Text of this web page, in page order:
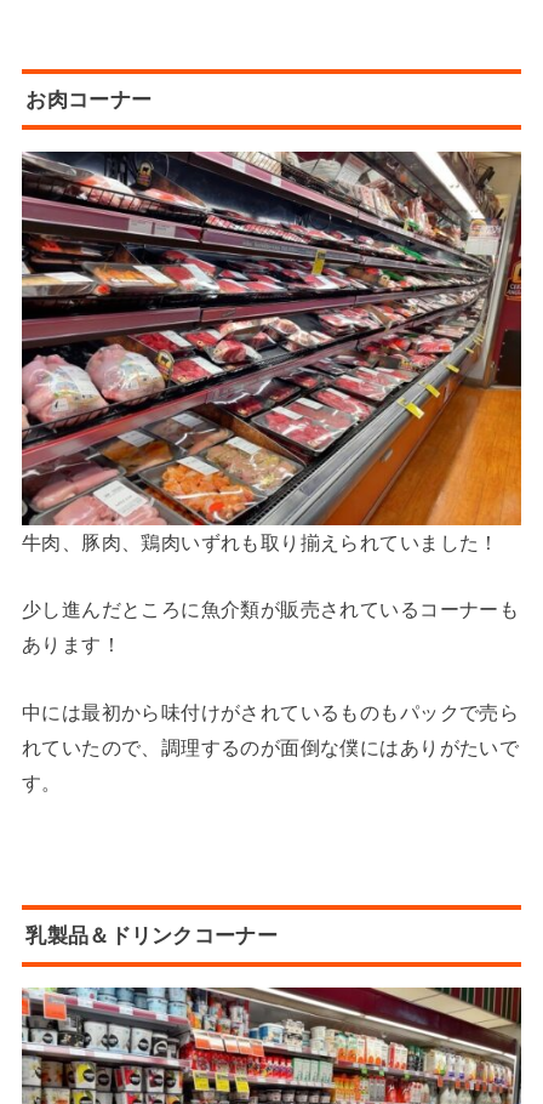
お肉コーナー
牛肉、豚肉、鶏肉いずれも取り揃えられていました！
少し進んだところに魚介類が販売されているコーナーも
あります！
中には最初から味付けがされているものもパックで売ら
れていたので、調理するのが面倒な僕にはありがたいで
す。
乳製品＆ドリンクコーナー